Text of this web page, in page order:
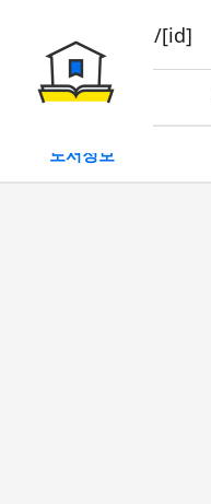
book/rent/[id]
대여
도서정보